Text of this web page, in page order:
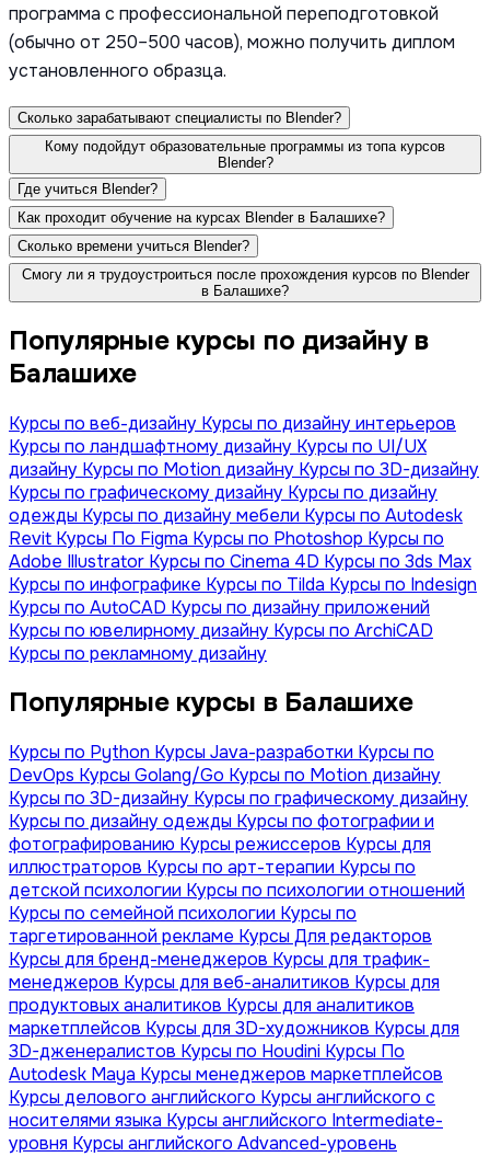
программа с профессиональной переподготовкой
(обычно от 250–500 часов), можно получить диплом
установленного образца.
Сколько зарабатывают специалисты по Blender?
Кому подойдут образовательные программы из топа курсов
Blender?
Где учиться Blender?
Как проходит обучение на курсах Blender в Балашихе?
Сколько времени учиться Blender?
Смогу ли я трудоустроиться после прохождения курсов по Blender
в Балашихе?
Популярные курсы по дизайну в
Балашихе
Курсы по веб-дизайну Курсы по дизайну интерьеров
Курсы по ландшафтному дизайну Курсы по UI/UX
дизайну Курсы по Motion дизайну Курсы по 3D-дизайну
Курсы по графическому дизайну Курсы по дизайну
одежды Курсы по дизайну мебели Курсы по Autodesk
Revit Курсы По Figma Курсы по Photoshop Курсы по
Adobe Illustrator Курсы по Сinema 4D Курсы по 3ds Max
Курсы по инфографике Курсы по Tilda Курсы по Indesign
Курсы по AutoCAD Курсы по дизайну приложений
Курсы по ювелирному дизайну Курсы по ArchiCAD
Курсы по рекламному дизайну
Популярные курсы в Балашихе
Курсы по Python Курсы Java-разработки Курсы по
DevOps Курсы Golang/Go Курсы по Motion дизайну
Курсы по 3D-дизайну Курсы по графическому дизайну
Курсы по дизайну одежды Курсы по фотографии и
фотографированию Курсы режиссеров Курсы для
иллюстраторов Курсы по арт-терапии Курсы по
детской психологии Курсы по психологии отношений
Курсы по семейной психологии Курсы по
таргетированной рекламе Курсы Для редакторов
Курсы для бренд-менеджеров Курсы для трафик-
менеджеров Курсы для веб-аналитиков Курсы для
продуктовых аналитиков Курсы для аналитиков
маркетплейсов Курсы для 3D-художников Курсы для
3D-дженералистов Курсы по Houdini Курсы По
Autodesk Maya Курсы менеджеров маркетплейсов
Курсы делового английского Курсы английского с
носителями языка Курсы английского Intermediate-
уровня Курсы английского Advanced-уровень